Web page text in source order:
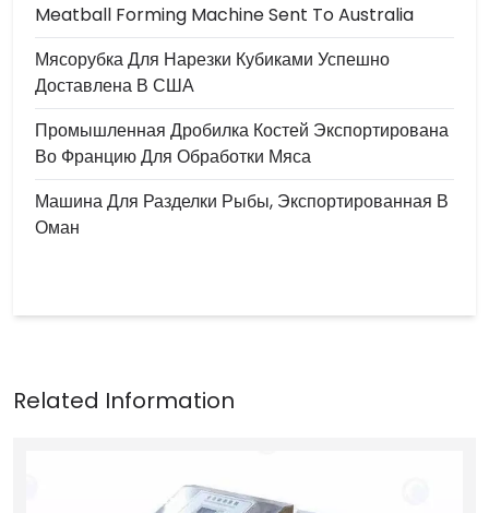
Meatball Forming Machine Sent To Australia
Мясорубка Для Нарезки Кубиками Успешно
Доставлена В США
Промышленная Дробилка Костей Экспортирована
Во Францию Для Обработки Мяса
Машина Для Разделки Рыбы, Экспортированная В
Оман